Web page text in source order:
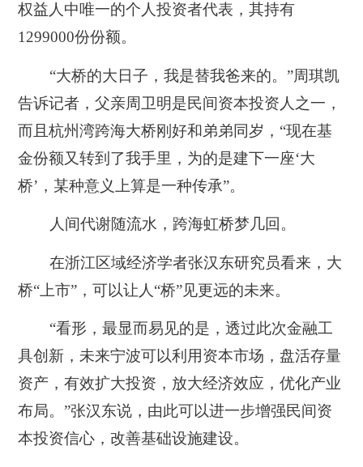
权益人中唯一的个人投资者代表，其持有
1299000份份额。
“大桥的大日子，我是替我爸来的。”周琪凯
告诉记者，父亲周卫明是民间资本投资人之一，
而且杭州湾跨海大桥刚好和弟弟同岁，“现在基
金份额又转到了我手里，为的是建下一座‘大
桥’，某种意义上算是一种传承”。
人间代谢随流水，跨海虹桥梦几回。
在浙江区域经济学者张汉东研究员看来，大
桥“上市”，可以让人“桥”见更远的未来。
“看形，最显而易见的是，透过此次金融工
具创新，未来宁波可以利用资本市场，盘活存量
资产，有效扩大投资，放大经济效应，优化产业
布局。”张汉东说，由此可以进一步增强民间资
本投资信心，改善基础设施建设。